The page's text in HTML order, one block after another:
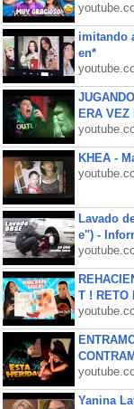
imitando
en*
ERA
KHEA -
Lavado
e") -
T ! RETO
Yanina